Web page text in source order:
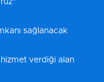
sağlanacak
verdiği alan